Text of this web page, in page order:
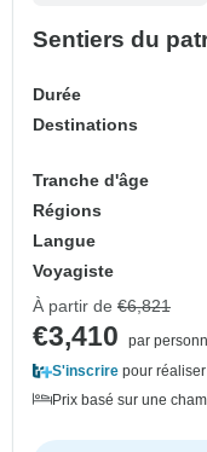
Sentiers du
Durée
Destinations
Tranche d'âge
Régions
Langue
Voyagiste
À partir de €6,821
€3,410
par
S'inscrire pour
Prix basé sur une